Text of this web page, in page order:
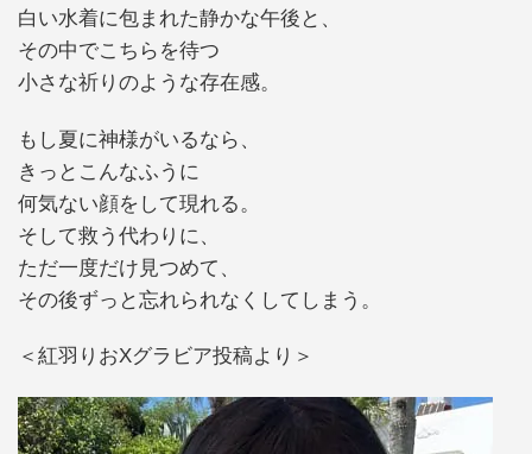
白い水着に包まれた静かな午後と、
その中でこちらを待つ
小さな祈りのような存在感。
もし夏に神様がいるなら、
きっとこんなふうに
何気ない顔をして現れる。
そして救う代わりに、
ただ一度だけ見つめて、
その後ずっと忘れられなくしてしまう。
＜紅羽りおXグラビア投稿より＞